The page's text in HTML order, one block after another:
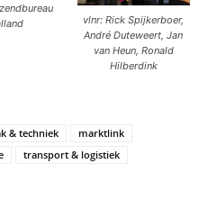
vlnr: Rick Spijkerboer,
André Duteweert, Jan
van Heun, Ronald
Hilberdink
& techniek
marktlink
transport & logistiek